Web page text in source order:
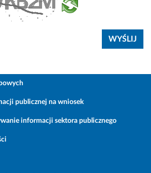
publicznej na wniosek
informacji sektora publicznego